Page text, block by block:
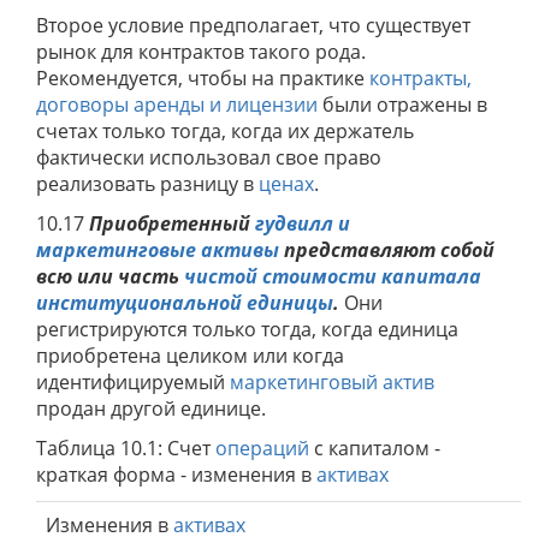
Второе условие предполагает, что существует
рынок для контрактов такого рода.
Рекомендуется, чтобы на практике контракты,
договоры аренды и лицензии были отражены в
счетах только тогда, когда их держатель
фактически использовал свое право
реализовать разницу в ценах.
10.17Приобретенныйгудвилл и
маркетинговые активыпредставляют собой
всю или часть чистой стоимости капитала
институциональной единицы. Они
регистрируются только тогда, когда единица
приобретена целиком или когда
идентифицируемый маркетинговый актив
продан другой единице.
Таблица 10.1: Счетопераций с капиталом -
краткая форма - изменения вактивах
Изменения вактивах